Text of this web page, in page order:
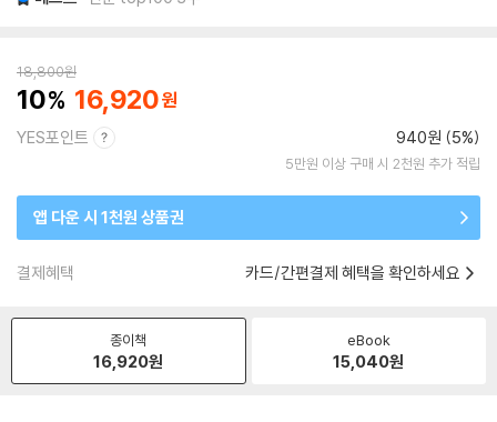
18,800원
10 16,920
YES포인트 940원 (5%)
5만원 이상 구매 시 2천원 추가 적립
앱 다운 시 1천원 상품권
결제혜택 카드/간편결제 혜택을 확인하세요
종이책
16,920원
eBook
15,040원